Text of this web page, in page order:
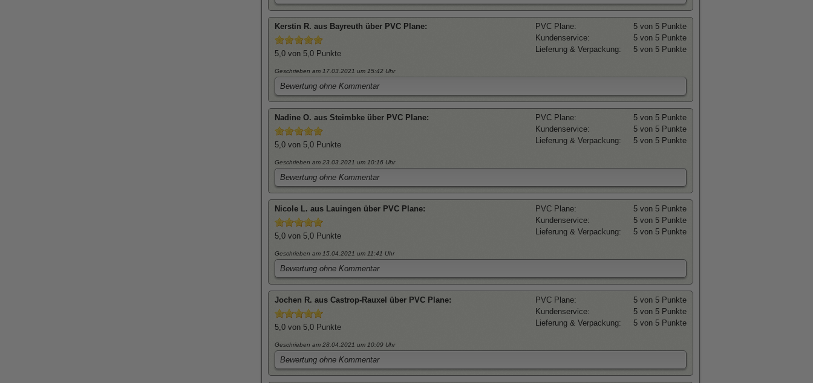
Kerstin R. aus Bayreuth über PVC Plane:
5,0 von 5,0 Punkte
PVC Plane:
5 von 5 Punkte
Kundenservice:
5 von 5 Punkte
Lieferung & Verpackung:
5 von 5 Punkte
Geschrieben am 17.03.2021 um 15:42 Uhr
Bewertung ohne Kommentar
Nadine O. aus Steimbke über PVC Plane:
5,0 von 5,0 Punkte
PVC Plane:
5 von 5 Punkte
Kundenservice:
5 von 5 Punkte
Lieferung & Verpackung:
5 von 5 Punkte
Geschrieben am 23.03.2021 um 10:16 Uhr
Bewertung ohne Kommentar
Nicole L. aus Lauingen über PVC Plane:
5,0 von 5,0 Punkte
PVC Plane:
5 von 5 Punkte
Kundenservice:
5 von 5 Punkte
Lieferung & Verpackung:
5 von 5 Punkte
Geschrieben am 15.04.2021 um 11:41 Uhr
Bewertung ohne Kommentar
Jochen R. aus Castrop-Rauxel über PVC Plane:
5,0 von 5,0 Punkte
PVC Plane:
5 von 5 Punkte
Kundenservice:
5 von 5 Punkte
Lieferung & Verpackung:
5 von 5 Punkte
Geschrieben am 28.04.2021 um 10:09 Uhr
Bewertung ohne Kommentar